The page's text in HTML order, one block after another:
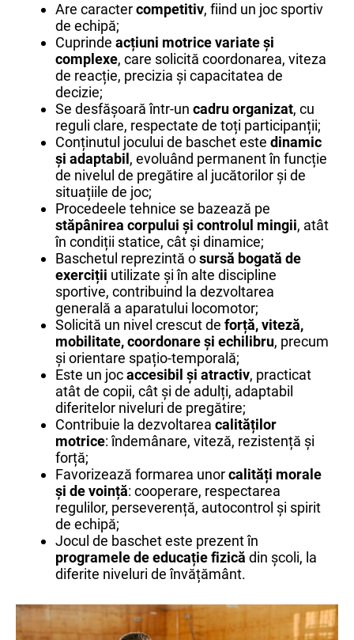
Are caractercompetitiv, fiind un joc sportiv
de echipă;
Cuprinde acțiuni motrice variate și
complexe, care solicită coordonarea, viteza
de reacție, precizia și capacitatea de
decizie;
Se desfășoară într-un cadru organizat, cu
reguli clare, respectate de toți participanții;
Conținutul jocului de baschet este dinamic
și adaptabil , evoluând permanent în funcție
de nivelul de pregătire al jucătorilor și de
situațiile de joc;
Procedeele tehnice se bazează pe
stăpânirea corpului și controlul mingii, atât
în condiții statice, cât și dinamice;
Baschetul reprezintă osursă bogată de
exerciții utilizate și în alte discipline
sportive, contribuind la dezvoltarea
generală a aparatului locomotor;
Solicită un nivel crescut de forță, viteză,
mobilitate, coordonare și echilibru, precum
și orientare spațio-temporală;
Este un jocaccesibil și atractiv, practicat
atât de copii, cât și de adulți, adaptabil
diferitelor niveluri de pregătire;
Contribuie la dezvoltarea calităților
motrice: îndemânare, viteză, rezistență și
forță;
Favorizează formarea unorcalități morale
și de voință: cooperare, respectarea
regulilor, perseverență, autocontrol și spirit
de echipă;
Jocul de baschet este prezent în
programele de educație fizică din școli, la
diferite niveluri de învățământ.